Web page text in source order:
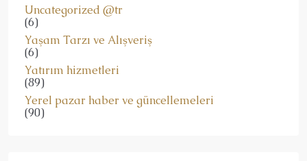
Uncategorized @tr
(6)
Yaşam Tarzı ve Alışveriş
(6)
Yatırım hizmetleri
(89)
Yerel pazar haber ve güncellemeleri
(90)